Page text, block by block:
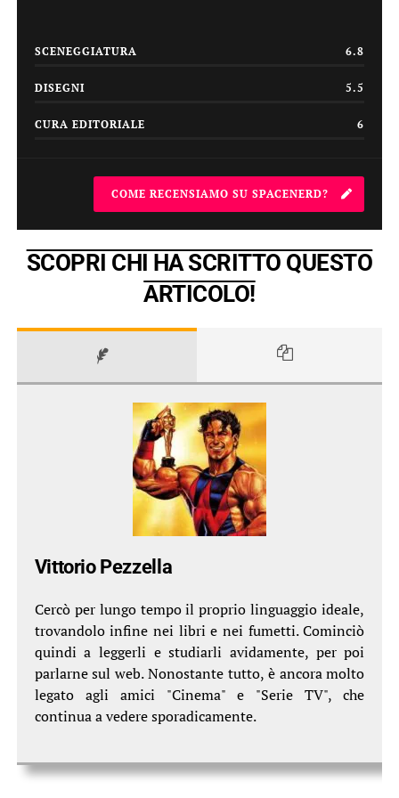
SCENEGGIATURA 6.8
DISEGNI 5.5
CURA EDITORIALE 6
COME RECENSIAMO SU SPACENERD?
SCOPRI CHI HA SCRITTO QUESTO
ARTICOLO!
Vittorio Pezzella
Cercò per lungo tempo il proprio linguaggio ideale,
trovandolo infine nei libri e nei fumetti. Cominciò
quindi a leggerli e studiarli avidamente, per poi
parlarne sul web. Nonostante tutto, è ancora molto
legato agli amici "Cinema" e "Serie TV", che
continua a vedere sporadicamente.